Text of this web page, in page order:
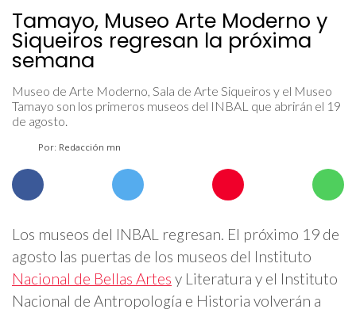
Tamayo, Museo Arte Moderno y
Siqueiros regresan la próxima
semana
Museo de Arte Moderno, Sala de Arte Siqueiros y el Museo
Tamayo son los primeros museos del INBAL que abrirán el 19
de agosto.
Por: Redacción mn
Los museos del INBAL regresan. El próximo 19 de
agosto las puertas de los museos del Instituto
Nacional de Bellas Artes y Literatura y el Instituto
Nacional de Antropología e Historia volverán a